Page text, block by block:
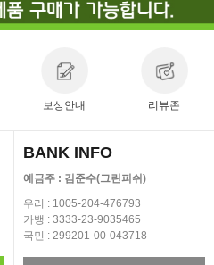
보상안내 리뷰존
BANK INFO
예금주 : 김준수(그린피쉬)
우리 : 1005-204-476793
카뱅 : 3333-23-9035465
국민 : 299201-00-043718